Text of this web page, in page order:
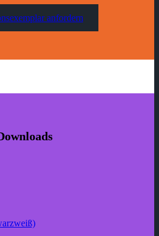
anfordern